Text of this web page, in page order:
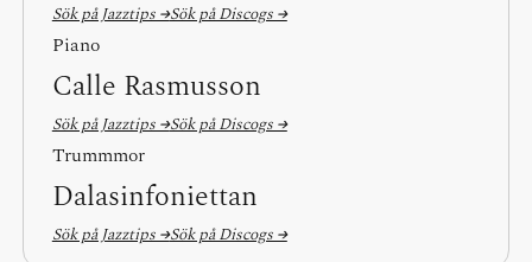
Sök på Jazztips →Sök på Discogs →
Piano
Calle Rasmusson
Sök på Jazztips →Sök på Discogs →
Trummmor
Dalasinfoniettan
Sök på Jazztips →Sök på Discogs →